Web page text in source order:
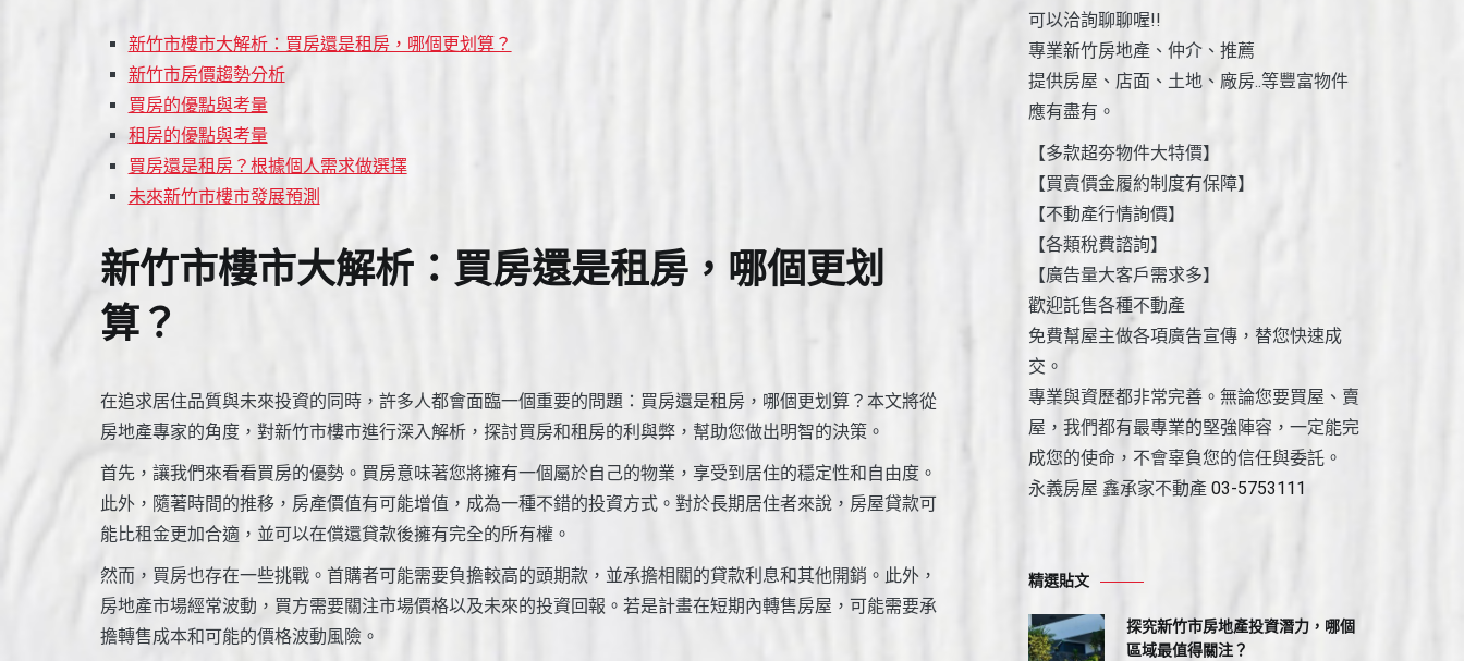
新竹市樓市大解析：買房還是租房，哪個更划算？
新竹市房價趨勢分析
買房的優點與考量
租房的優點與考量
買房還是租房？根據個人需求做選擇
未來新竹市樓市發展預測
新竹市樓市大解析：買房還是租房，哪個更划
算？
在追求居住品質與未來投資的同時，許多人都會面臨一個重要的問題：買房還是租房，哪個更划算？本文將從
房地產專家的角度，對新竹市樓市進行深入解析，探討買房和租房的利與弊，幫助您做出明智的決策。
首先，讓我們來看看買房的優勢。買房意味著您將擁有一個屬於自己的物業，享受到居住的穩定性和自由度。
此外，隨著時間的推移，房產價值有可能增值，成為一種不錯的投資方式。對於長期居住者來說，房屋貸款可
能比租金更加合適，並可以在償還貸款後擁有完全的所有權。
然而，買房也存在一些挑戰。首購者可能需要負擔較高的頭期款，並承擔相關的貸款利息和其他開銷。此外，
房地產市場經常波動，買方需要關注市場價格以及未來的投資回報。若是計畫在短期內轉售房屋，可能需要承
擔轉售成本和可能的價格波動風險。
可以洽詢聊聊喔!!
專業新竹房地產、仲介、推薦
提供房屋、店面、土地、廠房..等豐富物件
應有盡有。
【多款超夯物件大特價】
【買賣價金履約制度有保障】
【不動產行情詢價】
【各類稅費諮詢】
【廣告量大客戶需求多】
歡迎託售各種不動產
免費幫屋主做各項廣告宣傳，替您快速成
交。
專業與資歷都非常完善。無論您要買屋、賣
屋，我們都有最專業的堅強陣容，一定能完
成您的使命，不會辜負您的信任與委託。
永義房屋 鑫承家不動產 03-5753111
精選貼文
探究新竹市房地產投資潛力，哪個
區域最值得關注？